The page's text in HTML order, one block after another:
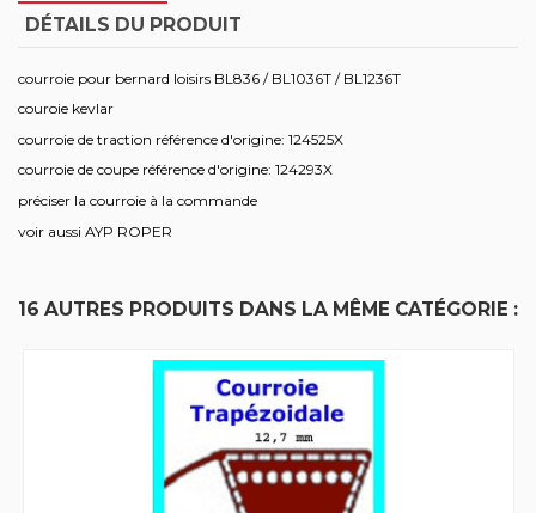
DÉTAILS DU PRODUIT
courroie pour bernard loisirs BL836 / BL1036T / BL1236T
couroie kevlar
courroie de traction référence d'origine: 124525X
courroie de coupe référence d'origine: 124293X
préciser la courroie à la commande
voir aussi AYP ROPER
16 AUTRES PRODUITS DANS LA MÊME CATÉGORIE :